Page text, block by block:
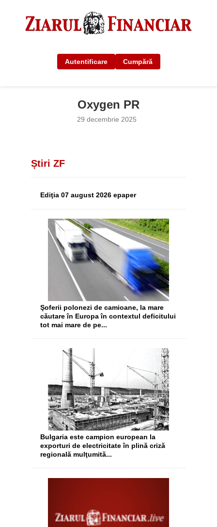
Autentificare Cumpără
Oxygen PR
29 decembrie 2025
Știri ZF
Ediţia 07 august 2026 epaper
Şoferii polonezi de camioane, la mare
căutare în Europa în contextul deficitului
tot mai mare de pe...
Bulgaria este campion european la
exporturi de electricitate în plină criză
regională mulţumită...